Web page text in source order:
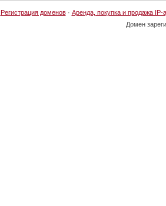
Регистрация доменов· Аренда, покупка и продажа IP-
Домен